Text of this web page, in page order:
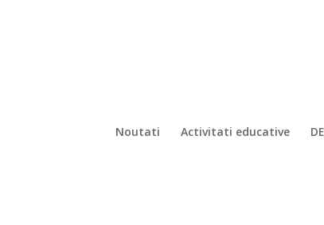
Noutati Activitati educative